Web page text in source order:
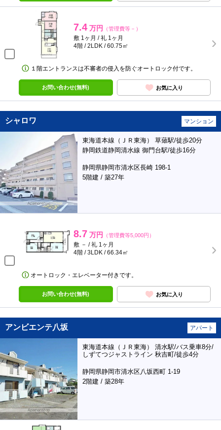
7.4 万円 （管理費等－）
敷 1ヶ月 / 礼 1ヶ月
4階 / 2LDK / 60.75㎡
１階エントランスは不審者の侵入を防ぐオートロック付です。
お問い合わせ(無料) お気に入り
シャロワ マンション
東海道本線（ＪＲ東海） 草薙駅/徒歩20分
静岡鉄道静岡清水線 御門台駅/徒歩16分
静岡県静岡市清水区長崎 198-1
5階建 / 築27年
8.7 万円 （管理費等5,000円）
敷 － / 礼 1ヶ月
4階 / 3LDK / 66.34㎡
オートロック・エレベーター付きです。
お問い合わせ(無料) お気に入り
アンビエンテ八坂 アパート
東海道本線（ＪＲ東海） 清水駅/バス乗車8分/
しずてつジャストライン 秋吉町/徒歩4分
静岡県静岡市清水区八坂西町 1-19
2階建 / 築28年